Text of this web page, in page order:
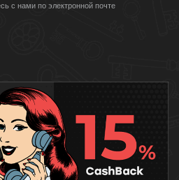
с нами по электронной почте